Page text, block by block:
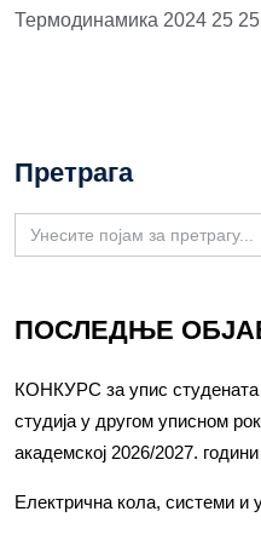
Термодинамика 2024 25
Претрага
Search
for:
ПОСЛЕДЊЕ
КОНКУРС за упис студената
студија у другом уписном
академској 2026/2027. години
Електрична кола, системи и